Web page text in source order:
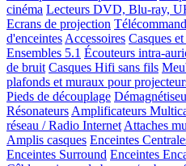
cinéma Lecteurs DVD, Blu-ray,
Ecrans de projection
d'enceintes Accessoires Casques
Ensembles 5.1 Écouteurs intra-
de bruit Casques Hifi sans fils
plafonds et muraux pour
Pieds de découplage
Résonateurs Amplificateurs
réseau / Radio Internet Attaches
Amplis casques Enceintes
Enceintes Surround Enceintes